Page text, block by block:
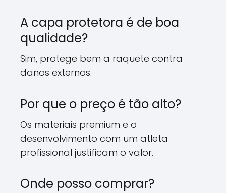
A capa protetora é de boa
qualidade?
Sim, protege bem a raquete contra
danos externos.
Por que o preço é tão alto?
Os materiais premium e o
desenvolvimento com um atleta
profissional justificam o valor.
Onde posso comprar?